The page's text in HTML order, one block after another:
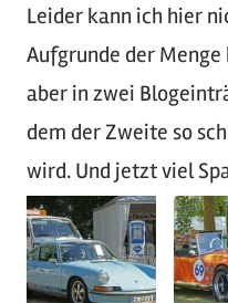
Leider kann ich hier
Aufgrunde der
aber in zwei
dem der Zweite so
wird. Und jetzt viel